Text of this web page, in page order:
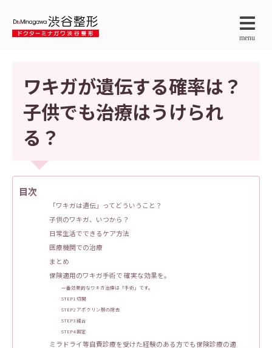
menu
ワキガが遺伝する確率は？
子供でも治療はうけられ
る？
目次
「ワキガは遺伝」ってどういうこと？
子供のワキガ、いつから？
日常生活でできるケア方法
医療機関での治療
まとめ
保険適用のワキガ手術で 確実な効果を。
一番効果的なワキガ治療は「手術」です。
STEP1 切開
STEP2 アポクリン腺の除去
STEP3 縫合
STEP4 固定
ミラドライ等自費診療を受けた経験のある方でも保険診療の適